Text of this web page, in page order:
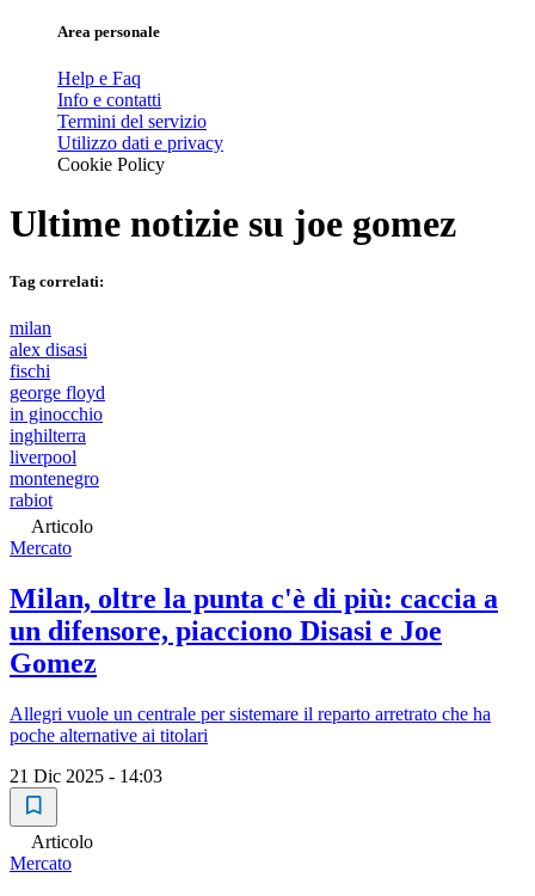
Area personale
Help e Faq
Info e contatti
Termini del servizio
Utilizzo dati e privacy
Cookie Policy
Ultime notizie su joe gomez
Tag correlati:
milan
alex disasi
fischi
george floyd
in ginocchio
inghilterra
liverpool
montenegro
rabiot
Articolo
Mercato
Milan, oltre la punta c'è di più: caccia a
un difensore, piacciono Disasi e Joe
Gomez
Allegri vuole un centrale per sistemare il reparto arretrato che ha
poche alternative ai titolari
21 Dic 2025 - 14:03
Articolo
Mercato